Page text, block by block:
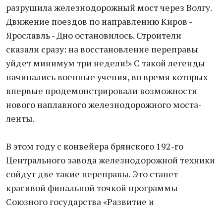
разрушила железнодорожный мост через Волгу.
Движение поездов по направлению Киров -
Ярославль - Дно остановилось. Строители
сказали сразу: на восстановление переправы
уйдет минимум три недели!» С такой легенды
начинались военные учения, во время которых
впервые продемонстрировали возможности
нового наплавного железнодорожного моста-
ленты.
В этом году с конвейера брянского 192-го
Центрального завода железнодорожной техники
сойдут две такие переправы. Это станет
красивой финальной точкой программы
Союзного государства «Развитие и